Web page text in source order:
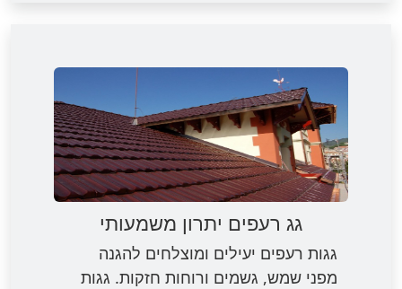
גג רעפים יתרון משמעותי
גגות רעפים יעילים ומוצלחים להגנה
מפני שמש, גשמים ורוחות חזקות. גגות